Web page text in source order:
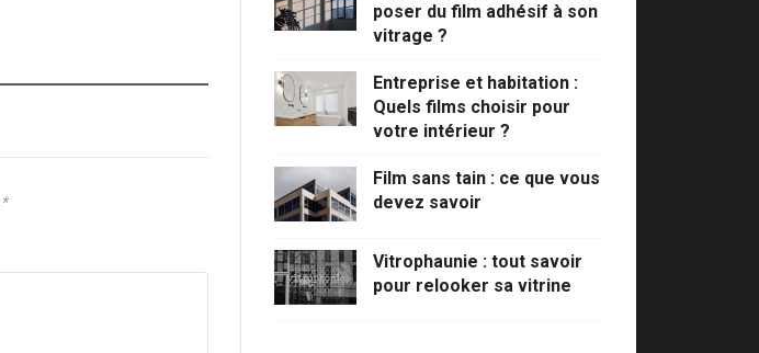
*
poser du film adhésif à son
vitrage ?
Entreprise et habitation :
Quels films choisir pour
votre intérieur ?
Film sans tain : ce que vous
devez savoir
Vitrophaunie : tout savoir
pour relooker sa vitrine